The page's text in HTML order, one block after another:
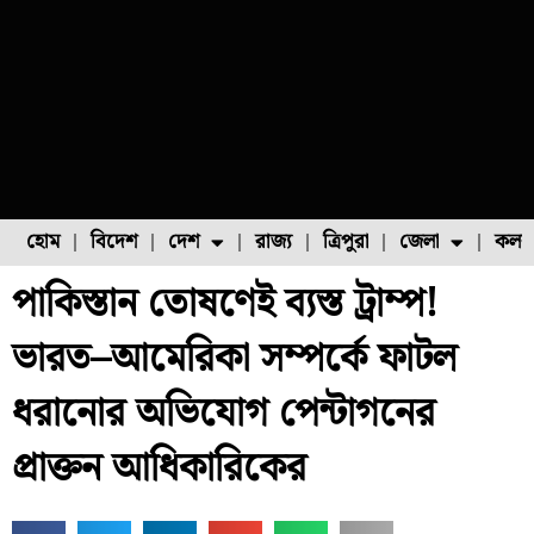
হোম বিদেশ দেশ
ফুল চাষ ফল চাষ মাছ চাষ
রাজ্য ত্রিপুরা জেলা
উত্তর ২৪ পরগনা
পাকিস্তান তোষণেই ব্যস্ত ট্রাম্প!
ভারত–আমেরিকা সম্পর্কে ফাটল
ধরানোর অভিযোগ পেন্টাগনের
প্রাক্তন আধিকারিকের